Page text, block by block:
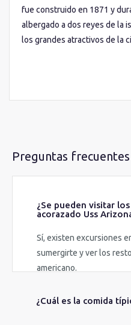
fue construido en 1871 y
albergado a dos reyes de la
los grandes atractivos de la
Preguntas frecuentes
¿Se pueden visitar
acorazado Uss
Sí, existen excursiones
sumergirte y ver los
americano.
¿Cuál es la comida